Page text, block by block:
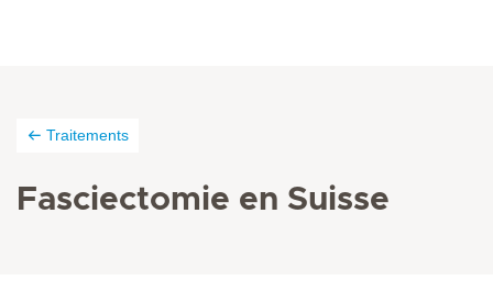
Traitements
Fasciectomie en Suisse